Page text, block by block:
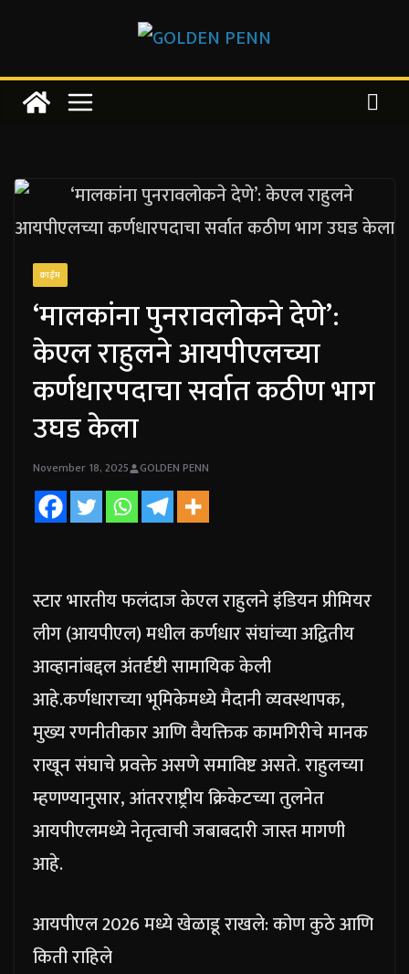
content
क्राईम
‘मालकांना पुनरावलोकने देणे’:
केएल राहुलने आयपीएलच्या
कर्णधारपदाचा सर्वात कठीण भाग
उघड केला
November 18, 2025 GOLDEN PENN
स्टार भारतीय फलंदाज केएल राहुलने इंडियन प्रीमियर
लीग (आयपीएल) मधील कर्णधार संघांच्या अद्वितीय
आव्हानांबद्दल अंतर्दृष्टी सामायिक केली
आहे.कर्णधाराच्या भूमिकेमध्ये मैदानी व्यवस्थापक,
मुख्य रणनीतीकार आणि वैयक्तिक कामगिरीचे मानक
राखून संघाचे प्रवक्ते असणे समाविष्ट असते.राहुलच्या
म्हणण्यानुसार, आंतरराष्ट्रीय क्रिकेटच्या तुलनेत
आयपीएलमध्ये नेतृत्वाची जबाबदारी जास्त मागणी
आहे.
आयपीएल 2026 मध्ये खेळाडू राखले: कोण कुठे आणि
किती राहिले